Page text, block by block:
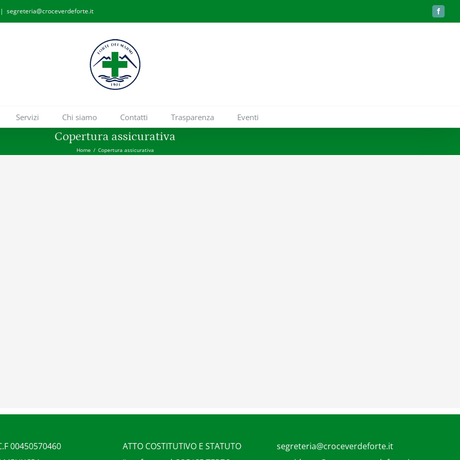
| segreteria@croceverdeforte.it
Servizi Chi siamo Contatti Trasparenza Eventi
Copertura assicurativa
Home / Copertura assicurativa
00450570460
ATTO COSTITUTIVO E STATUTO
segreteria@croceverdeforte.it